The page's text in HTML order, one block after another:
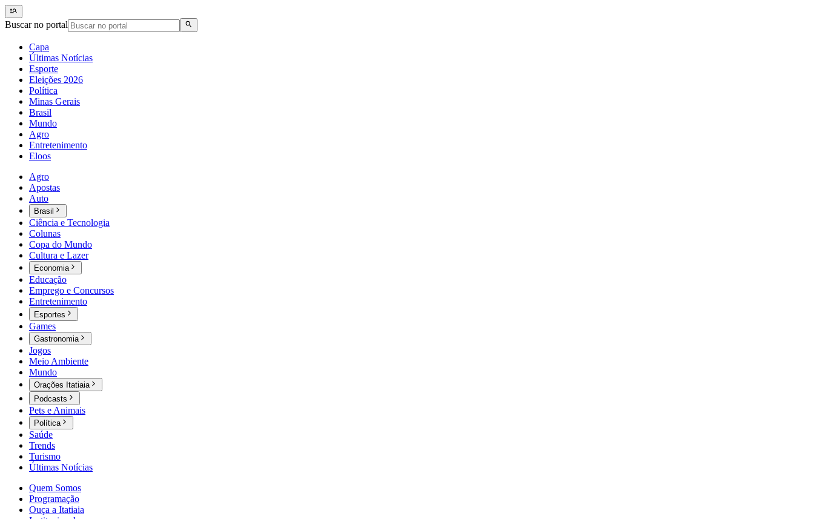
Buscar no portal
Capa
Últimas Notícias
Esporte
Eleições 2026
Política
Minas Gerais
Brasil
Mundo
Agro
Entretenimento
Eloos
Agro
Apostas
Auto
Brasil
Ciência e Tecnologia
Colunas
Copa do Mundo
Cultura e Lazer
Economia
Educação
Emprego e Concursos
Entretenimento
Esportes
Games
Gastronomia
Jogos
Meio Ambiente
Mundo
Orações Itatiaia
Podcasts
Pets e Animais
Política
Saúde
Trends
Turismo
Últimas Notícias
Quem Somos
Programação
Ouça a Itatiaia